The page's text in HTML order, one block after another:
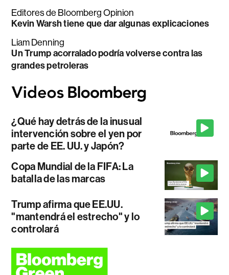
Editores de Bloomberg Opinion
Kevin Warsh tiene que dar algunas explicaciones
Liam Denning
Un Trump acorralado podría volverse contra las
grandes petroleras
¿Qué hay detrás de la inusual
intervención sobre el yen por
parte de EE. UU. y Japón?
Copa Mundial de la FIFA: La
batalla de las marcas
Trump afirma que EE.UU.
"mantendrá el estrecho" y lo
controlará